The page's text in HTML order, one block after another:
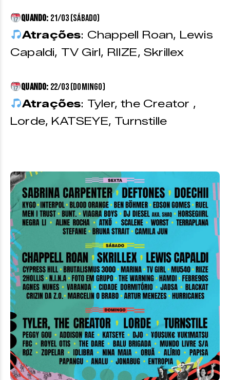
Quando: 21/03 (sábado)
Atrações: Chappell Roan, Lewis
Capaldi, TV Girl, RIIZE, Skrillex
Quando: 22/03 (domingo)
Atrações: Tyler, the Creator ,
Lorde, KATSEYE, Turnstille